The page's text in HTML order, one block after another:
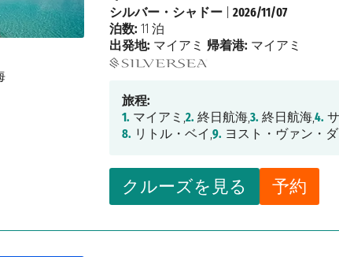
クルーズを見る 予約
シルバー・シャドー |2026/11/07
泊数: 11 泊
出発地: マイアミ 帰着港: マイアミ
旅程:
1. マイアミ,2. 終日航海,3. 終日航海,4.
8. リトル・ベイ,9. ヨスト・ヴァン・